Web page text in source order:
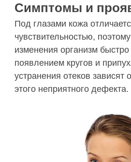
Симптомы и
Под глазами кожа
чувствительностью,
изменения организм
появлением кругов и
устранения отеков зависят
этого неприятного дефекта.